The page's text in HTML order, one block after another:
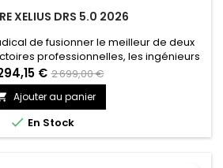
XELIUS DRS 5.0 2026
de fusionner le meilleur de deux
professionnelles, les ingénieurs
fort. Pourtant, cette machine ne
seule vitesse : ces nouvelles lignes
(notamment visible au niveau de
une toute nouvelle perspective....
€ 2 699,00 €
Ajouter au panier
 En Stock